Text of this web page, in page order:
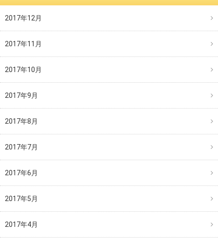
2017年12月
2017年11月
2017年10月
2017年9月
2017年8月
2017年7月
2017年6月
2017年5月
2017年4月